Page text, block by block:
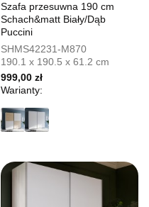
Szafa przesuwna 190 cm
Schach&matt Biały/Dąb
Puccini
SHMS42231-M870
190.1 x 190.5 x 61.2 cm
999,00 zł
Warianty: